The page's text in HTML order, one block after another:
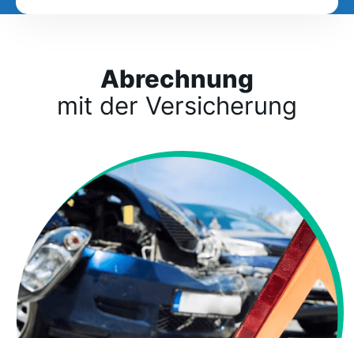
Abrechnung
mit der Versicherung